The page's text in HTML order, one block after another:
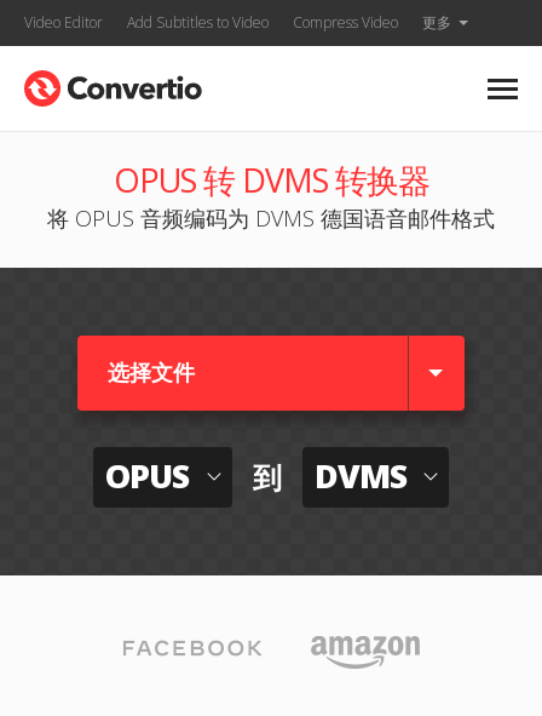
Video Editor Add Subtitles to Video Compress Video 更多
OPUS 转 DVMS 转换器
将 OPUS 音频编码为 DVMS 德国语音邮件格式
选择文件
OPUS 到 DVMS